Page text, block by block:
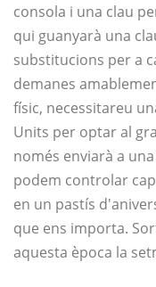
consola i una clau
qui guanyarà una
substitucions per a
demanes
físic, necessitareu
Units per optar al
només enviarà a
podem controlar
en un pastís
que ens importa.
aquesta època la